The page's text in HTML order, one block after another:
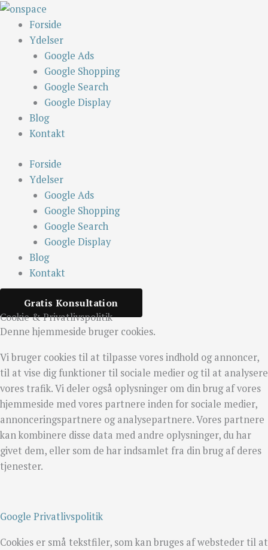
Skip
content
Forside
Ydelser
Google Ads
Google Shopping
Google Search
Google Display
Blog
Kontakt
Forside
Ydelser
Google Ads
Google Shopping
Google Search
Google Display
Blog
Kontakt
Gratis Konsultation
Cookie & Privatlivspolitik
Denne hjemmeside bruger cookies.
Vi bruger cookies til at tilpasse vores indhold og annoncer,
til at vise dig funktioner til sociale medier og til at analysere
vores trafik. Vi deler også oplysninger om din brug af vores
hjemmeside med vores partnere inden for sociale medier,
annonceringspartnere og analysepartnere. Vores partnere
kan kombinere disse data med andre oplysninger, du har
givet dem, eller som de har indsamlet fra din brug af deres
tjenester.
Google Privatlivspolitik
Cookies er små tekstfiler, som kan bruges af websteder til at